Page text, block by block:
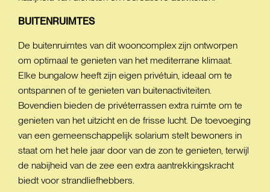
BUITENRUIMTES
De buitenruimtes van dit wooncomplex zijn ontworpen
om optimaal te genieten van het mediterrane klimaat.
Elke bungalow heeft zijn eigen privétuin, ideaal om te
ontspannen of te genieten van buitenactiviteiten.
Bovendien bieden de privéterrassen extra ruimte om te
genieten van het uitzicht en de frisse lucht. De toevoeging
van een gemeenschappelijk solarium stelt bewoners in
staat om het hele jaar door van de zon te genieten, terwijl
de nabijheid van de zee een extra aantrekkingskracht
biedt voor strandliefhebbers.